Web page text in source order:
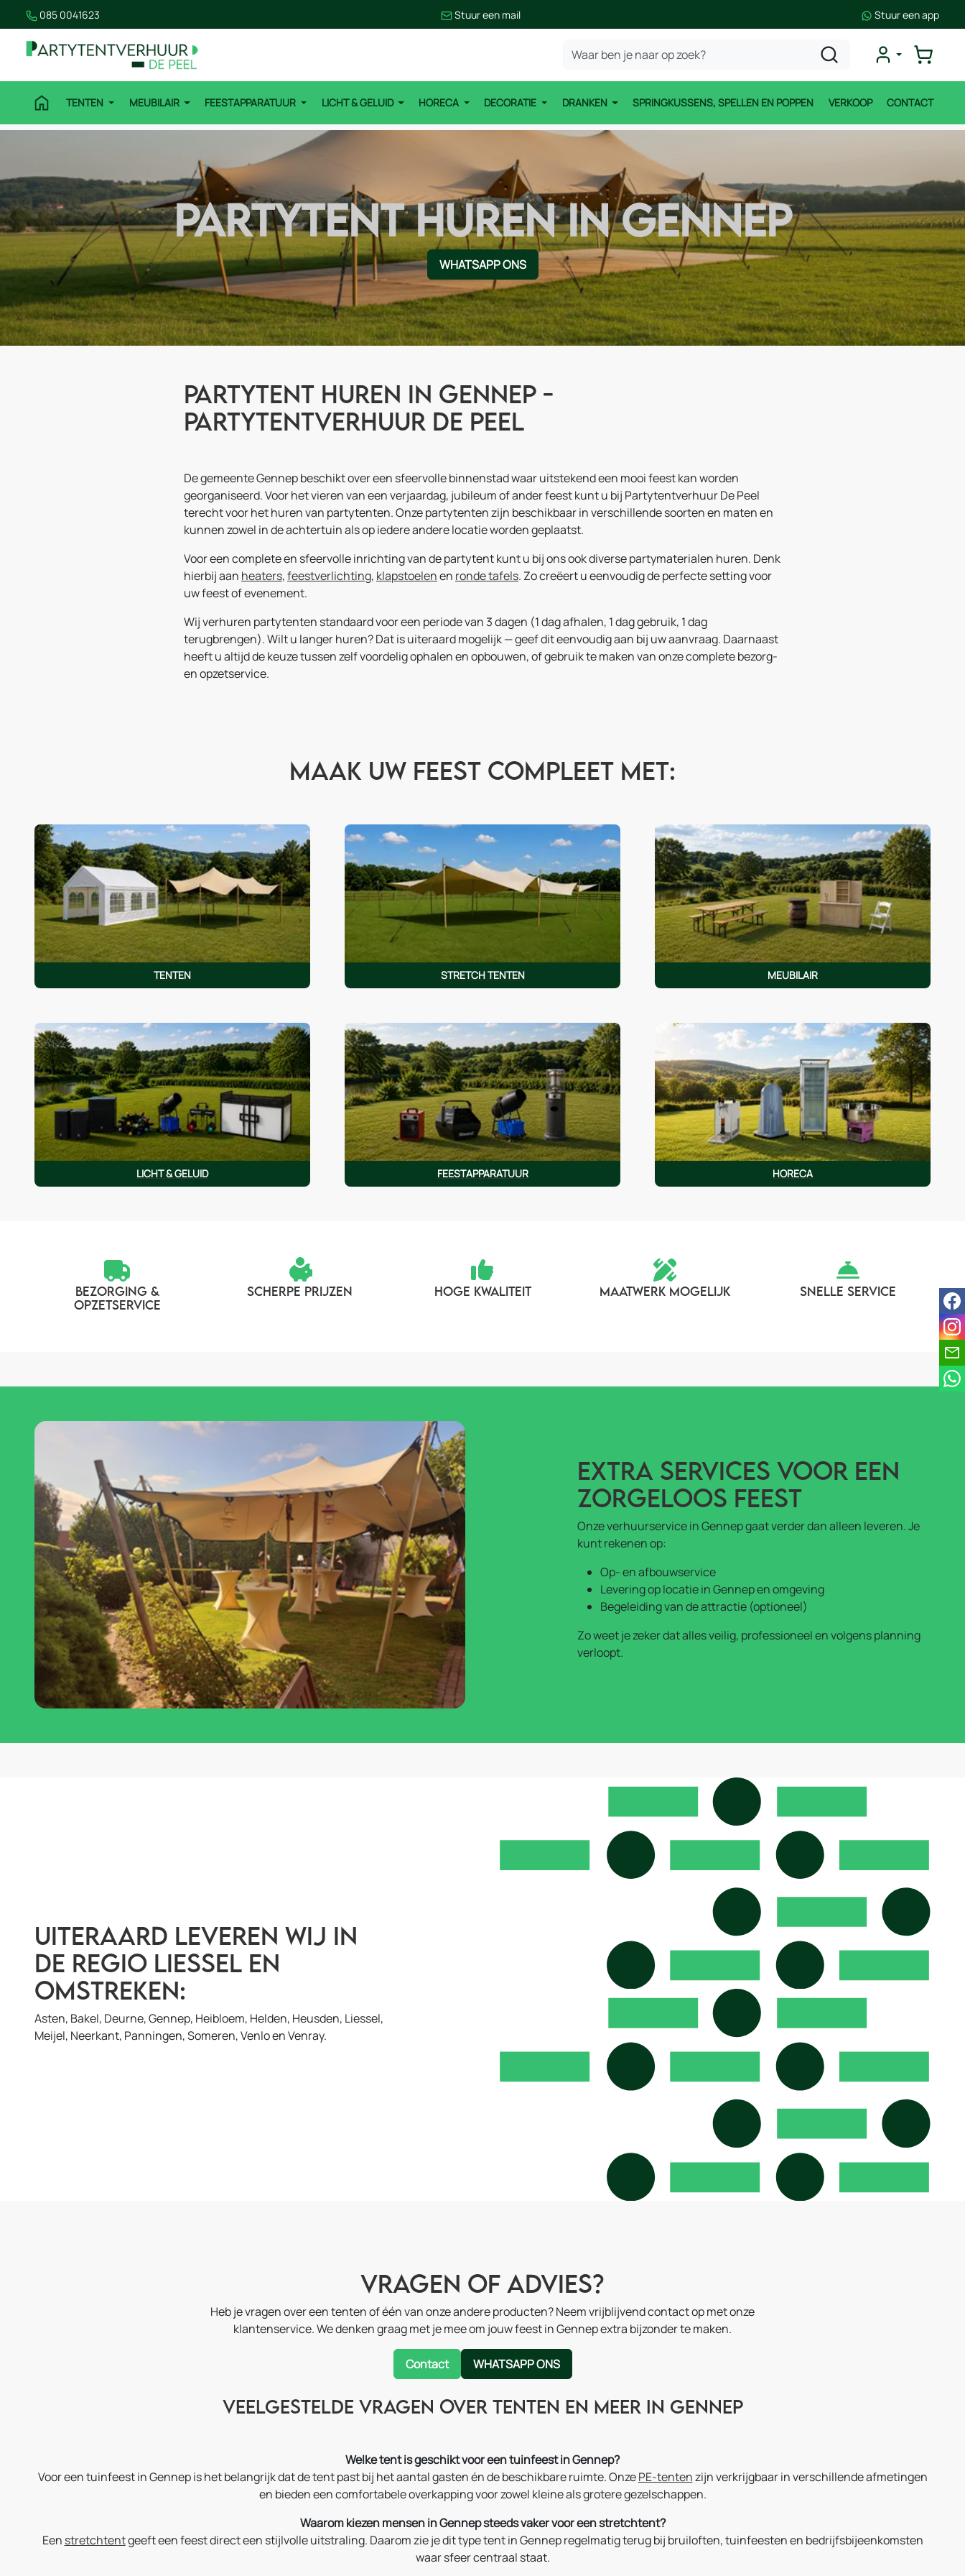
085 0041623 Stuur een mail Stuur een app
TENTEN MEUBILAIR FEESTAPPARATUUR LICHT & GELUID HORECA DECORATIE DRANKEN SPRINGKUSSENS, SPELLEN EN POPPEN VERKOOP CONTACT
PARTYTENT HUREN IN GENNEP
WHATSAPP ONS
Partytent huren in Gennep -
Partytentverhuur De Peel
De gemeente Gennep beschikt over een sfeervolle binnenstad waar uitstekend een mooi feest kan worden
georganiseerd. Voor het vieren van een verjaardag, jubileum of ander feest kunt u bij Partytentverhuur De Peel
terecht voor het huren van partytenten. Onze partytenten zijn beschikbaar in verschillende soorten en maten en
kunnen zowel in de achtertuin als op iedere andere locatie worden geplaatst.
Voor een complete en sfeervolle inrichting van de partytent kunt u bij ons ook diverse partymaterialen huren. Denk
hierbij aan heaters,feestverlichting, klapstoelenen ronde tafels. Zo creëert u eenvoudig de perfecte setting voor
uw feest of evenement.
Wij verhuren partytenten standaard voor een periode van 3 dagen (1 dag afhalen, 1 dag gebruik, 1 dag
terugbrengen). Wilt u langer huren? Dat is uiteraard mogelijk — geef dit eenvoudig aan bij uw aanvraag. Daarnaast
heeft u altijd de keuze tussen zelf voordelig ophalen en opbouwen, of gebruik te maken van onze complete bezorg-
en opzetservice.
Maak uw feest compleet met:
TENTEN STRETCH TENTEN MEUBILAIR
LICHT & GELUID FEESTAPPARATUUR HORECA
BEZORGING &
OPZETSERVICE
SCHERPE PRIJZEN HOGE KWALITEIT MAATWERK MOGELIJK SNELLE SERVICE
Extra services voor een
zorgeloos feest
Onze verhuurservice in Gennep gaat verder dan alleen leveren. Je
kunt rekenen op:
Op- en afbouwservice
Levering op locatie in Gennep en omgeving
Begeleiding van de attractie (optioneel)
Zo weet je zeker dat alles veilig, professioneel en volgens planning
verloopt.
Uiteraard leveren wij in
de regio Liessel en
omstreken:
Asten, Bakel, Deurne, Gennep, Heibloem, Helden, Heusden, Liessel,
Meijel, Neerkant, Panningen, Someren, Venlo en Venray.
Vragen of advies?
Heb je vragen over een tenten of één van onze andere producten? Neem vrijblijvend contact op met onze
klantenservice. We denken graag met je mee om jouw feest in Gennep extra bijzonder te maken.
Contact WHATSAPP ONS
Veelgestelde vragen over tenten en meer in Gennep
Welke tent is geschikt voor een tuinfeest in Gennep?
Voor een tuinfeest in Gennep is het belangrijk dat de tent past bij het aantal gasten én de beschikbare ruimte. OnzePE-tentenzijn verkrijgbaar in verschillende afmetingen
en bieden een comfortabele overkapping voor zowel kleine als grotere gezelschappen.
Waarom kiezen mensen in Gennep steeds vaker voor een stretchtent?
Een stretchtentgeeft een feest direct een stijlvolle uitstraling. Daarom zie je dit type tent in Gennep regelmatig terug bij bruiloften, tuinfeesten en bedrijfsbijeenkomsten
waar sfeer centraal staat.